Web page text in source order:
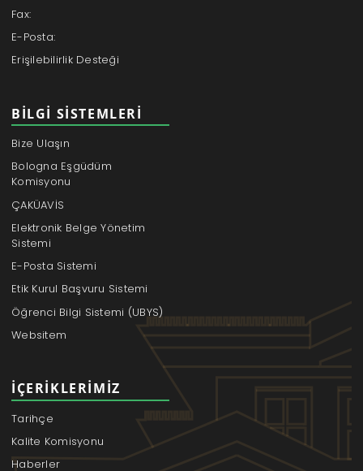
Fax:
E-Posta:
Erişilebilirlik Desteği
BILGI SISTEMLERI
Bize Ulaşın
Bologna Eşgüdüm
Komisyonu
ÇAKÜAVİS
Elektronik Belge Yönetim
Sistemi
E-Posta Sistemi
Etik Kurul Başvuru Sistemi
Öğrenci Bilgi Sistemi (UBYS)
Websitem
İÇERIKLERIMIZ
Tarihçe
Kalite Komisyonu
Haberler